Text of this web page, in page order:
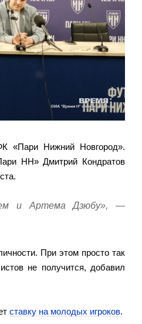
«Пари Нижний Новгород».
НН» Дмитрий Кондратов
и Артема Дзюбу», —
При этом просто так
не получится, добавил
ставку на молодых игроков.